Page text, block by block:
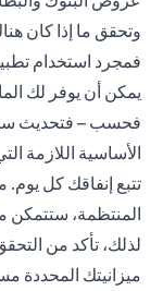
وتحقق ما إذا كان
فمجرد استخدام
يمكن أن يوفر لك
فحسب – فتحديث
الأساسية اللازمة
تتبع إنفاقك كل يوم.
المنتظمة، ستتمكن
لذلك، تأكد من
ميزانيتك المحددة